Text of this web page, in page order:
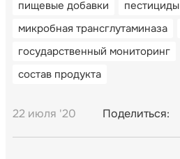
пищевые добавки
пестициды
микробная трансглутаминаза
государственный мониторинг
состав продукта
22 июля '20 Поделиться: